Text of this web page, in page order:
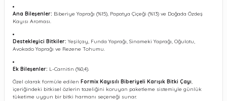
Ana Bileşenler: Biberiye Yaprağı (%15), Papatya Çiçeği (%13) ve Doğada Özdeş
Kayısı Aroması.
Destekleyici Bitkiler: Yeşilçay, Funda Yaprağı, Sinameki Yaprağı, Oğulotu,
Avokado Yaprağı ve Rezene Tohumu.
Ek Bileşenler: L-Carnitin (%0,4).
Özel olarak formüle edilen Formix Kayısılı Biberiyeli Karışık Bitki Çayı,
içeriğindeki bitkisel özlerin tazeliğini koruyan paketleme sistemiyle günlük
tüketime uygun bir bitki harmanı seçeneği sunar.